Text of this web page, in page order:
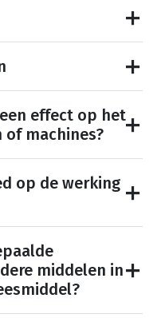
effect op het
of machines?
op de werking
middelen in